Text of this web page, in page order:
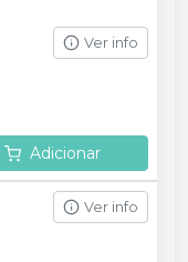
Ver info
Adicionar
Ver info